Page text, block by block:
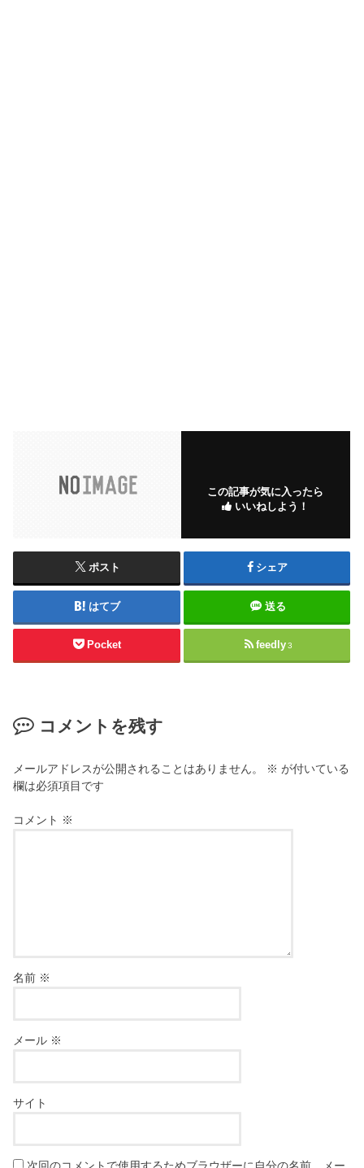
この記事が気に入ったら
いいねしよう！
ポスト シェア
はてブ 送る
Pocket feedly 3
コメントを残す
メールアドレスが公開されることはありません。 ※ が付いている
欄は必須項目です
コメント ※
名前 ※
メール ※
サイト
次回のコメントで使用するためブラウザーに自分の名前、メー